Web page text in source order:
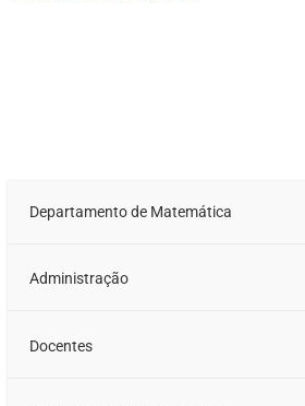
Departamento de Matemática
Administração
Docentes